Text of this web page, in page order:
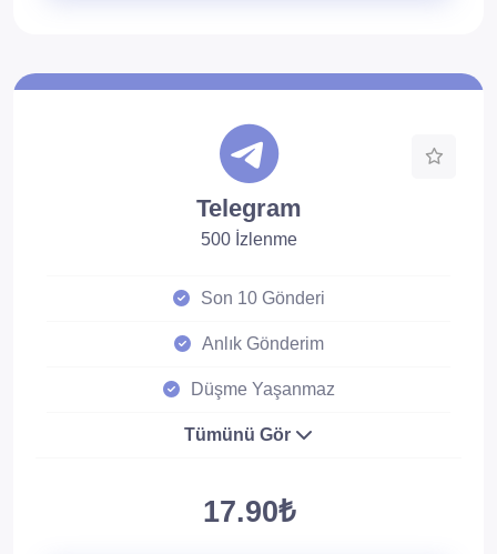
Telegram
500 İzlenme
Son 10 Gönderi
Anlık Gönderim
Düşme Yaşanmaz
Tümünü Gör
17.90₺